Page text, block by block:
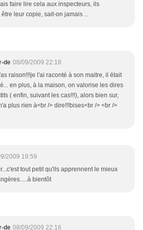
faire lire cela aux inspecteurs, ils
leur copie, sait-on jamais ...
de 08/09/2009 22:18
raison!!!je l'ai raconté à son maitre, il était
en plus, à la maison, on valorise les dires
( enfin, suivant les cas!!!), alors bien sur,
plus rien à<br /> dire!!!bises<br /> <br />
2009 19:59
tout petit qu'ils apprennent le mieux
bientôt
de 08/09/2009 22:16